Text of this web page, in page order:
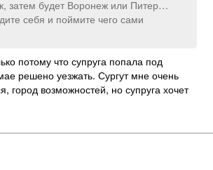
затем будет Воронеж или Питер…
себя и поймите чего сами
потому что супруга попала под
решено уезжать. Сургут мне очень
город возможностей, но супруга хочет